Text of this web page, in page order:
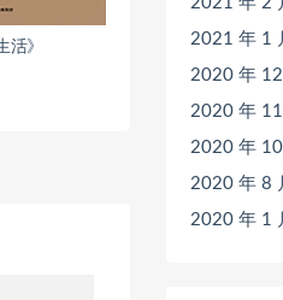
活》
2021 年 1
2020 年 12
2020 年 11
2020 年 10
2020 年 8
2020 年 1